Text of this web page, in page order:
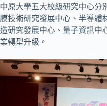
中原大學五大校級研究中心分
膜技術研究發展中心、半導體
造研究發展中心、量子資訊中
業轉型升級。